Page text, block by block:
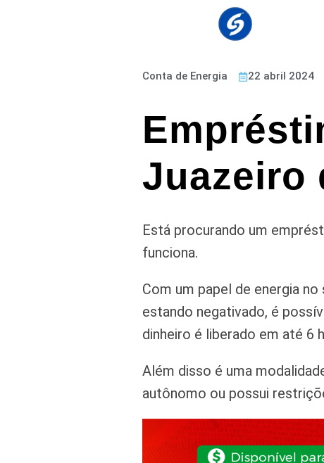
Conta de Energia 22 abril 2024
Juazeiro
Está procurando um
funciona.
Com um papel de energia
estando negativado, é
dinheiro é liberado em até 6
Além disso é uma
autônomo ou possui